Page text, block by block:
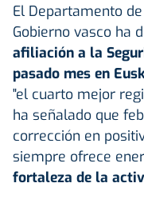
El Departamento
Gobierno vasco ha
afiliación a la
pasado mes en
"el cuarto mejor
ha señalado que
corrección en
siempre ofrece
fortaleza de la